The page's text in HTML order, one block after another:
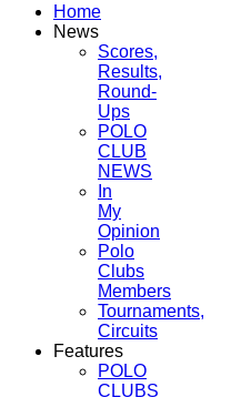
Home
News
Scores,
Results,
Round-
Ups
POLO
CLUB
NEWS
In
My
Opinion
Polo
Clubs
Members
Tournaments,
Circuits
Features
POLO
CLUBS